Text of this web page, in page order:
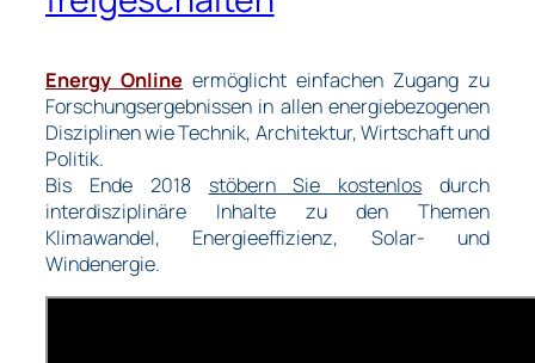
Energy Online ermöglicht einfachen Zugang zu
Forschungsergebnissen in allen energiebezogenen
Disziplinen wie Technik, Architektur, Wirtschaft und
Politik.
Bis Ende 2018 stöbern Sie kostenlos durch
interdisziplinäre Inhalte zu den Themen
Klimawandel, Energieeffizienz, Solar- und
Windenergie.